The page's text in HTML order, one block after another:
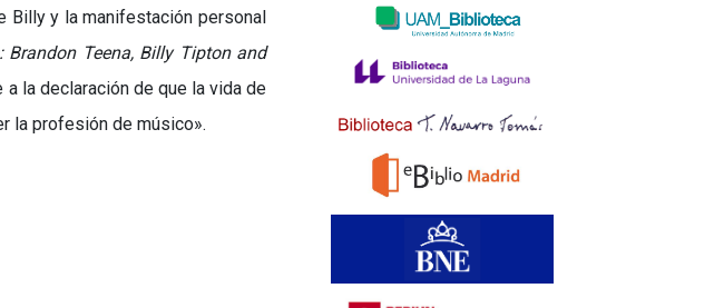
Billy y la manifestación personal
Brandon Teena, Billy Tipton and
la declaración de que la vida de
la profesión de músico».